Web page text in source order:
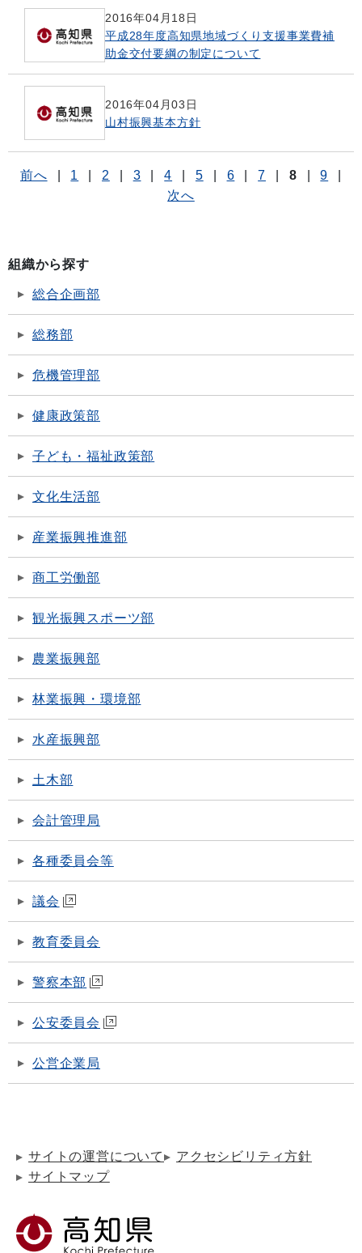
2016年04月18日
平成28年度高知県地域づくり支援事業費補
助金交付要綱の制定について
2016年04月03日
山村振興基本方針
前へ 1 2 3 4 5 6 7 8 9
次へ
組織から探す
総合企画部
総務部
危機管理部
健康政策部
子ども・福祉政策部
文化生活部
産業振興推進部
商工労働部
観光振興スポーツ部
農業振興部
林業振興・環境部
水産振興部
土木部
会計管理局
各種委員会等
議会
教育委員会
警察本部
公安委員会
公営企業局
サイトの運営について
アクセシビリティ方針
サイトマップ